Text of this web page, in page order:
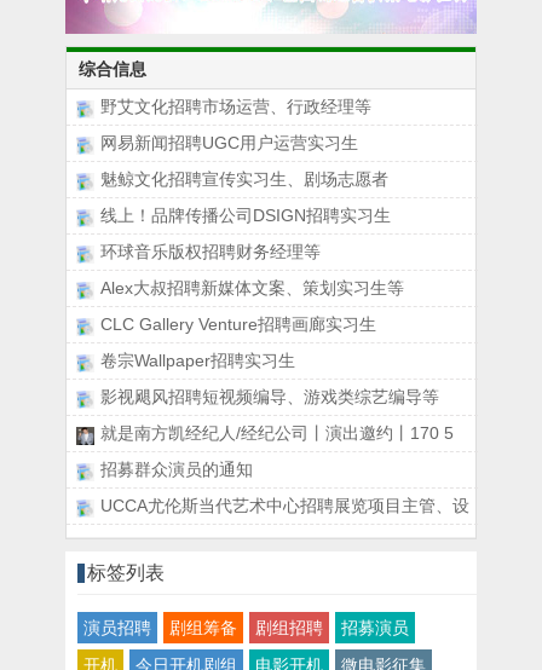
综合信息
野艾文化招聘市场运营、行政经理等
网易新闻招聘UGC用户运营实习生
魅鲸文化招聘宣传实习生、剧场志愿者
线上！品牌传播公司DSIGN招聘实习生
环球音乐版权招聘财务经理等
Alex大叔招聘新媒体文案、策划实习生等
CLC Gallery Venture招聘画廊实习生
卷宗Wallpaper招聘实习生
影视飓风招聘短视频编导、游戏类综艺编导等
就是南方凯经纪人/经纪公司丨演出邀约丨170 5
招募群众演员的通知
UCCA尤伦斯当代艺术中心招聘展览项目主管、设
标签列表
演员招聘 剧组筹备 剧组招聘
招募演员
开机
今日开机剧组 电影开机 微电影征集